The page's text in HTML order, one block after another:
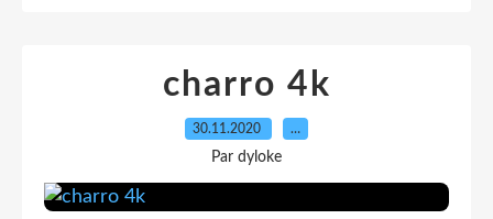
charro 4k
30.11.2020 …
Par dyloke